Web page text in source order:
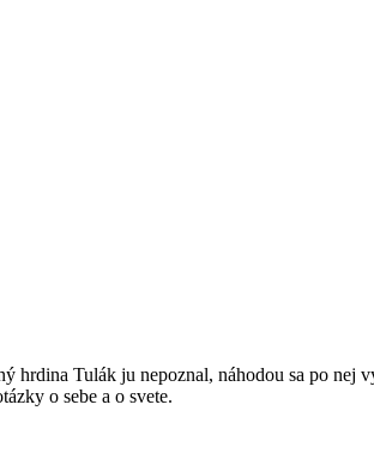
Tulák ju nepoznal, náhodou sa po nej
o sebe a o svete.